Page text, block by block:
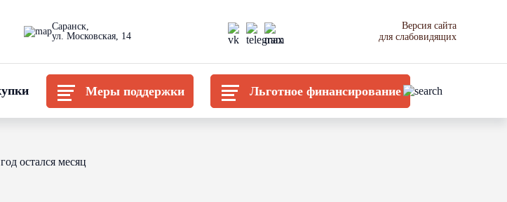
Саранск,
ул. Московская, 14
Версия сайта
для слабовидящих
Меры поддержки Льготное финансирование
остался месяц